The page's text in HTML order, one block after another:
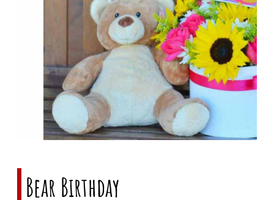
Bear Birthday